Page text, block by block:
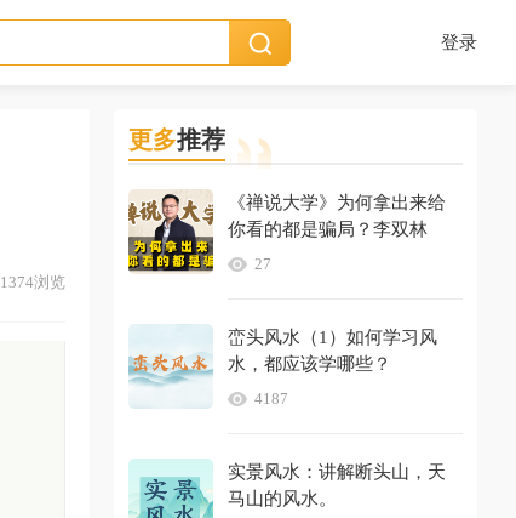
登录
1374浏览
更多推荐
《禅说大学》为何拿出来给
你看的都是骗局？李双林
27
峦头风水（1）如何学习风
水，都应该学哪些？
4187
实景风水：讲解断头山，天
马山的风水。